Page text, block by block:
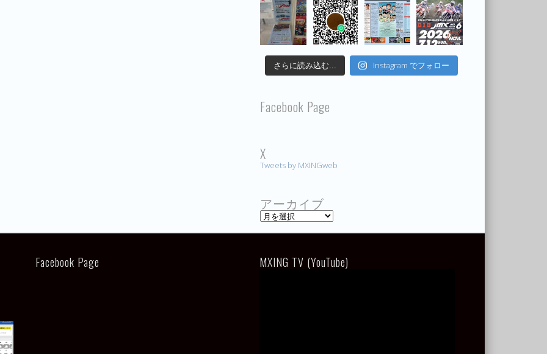
さらに読み込む... Instagram でフォロー
Facebook Page
X
Tweets by MXINGweb
アーカイブ
ア
ー
カ
Facebook Page MXING TV (YouTube)